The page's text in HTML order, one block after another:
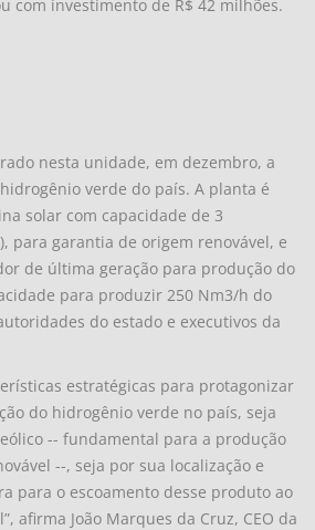
com investimento de R$ 42 milhões.
nesta unidade, em dezembro, a
verde do país. A planta é
solar com capacidade de 3
para garantia de origem renovável, e
de última geração para produção do
para produzir 250 Nm3/h do
do estado e executivos da
estratégicas para protagonizar
do hidrogênio verde no país, seja
-- fundamental para a produção
--, seja por sua localização e
para o escoamento desse produto ao
afirma João Marques da Cruz, CEO da